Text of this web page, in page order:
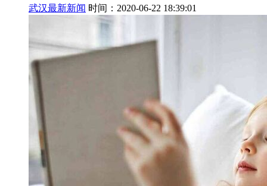
武汉最新新闻 时间：2020-06-22 18:39:01